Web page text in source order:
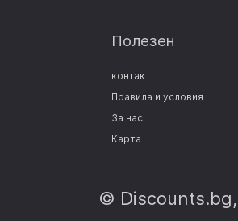
Полезен
контакт
Правила и условия
За нас
Карта
©